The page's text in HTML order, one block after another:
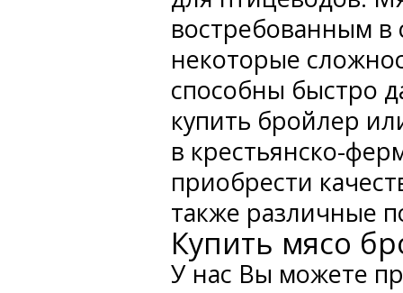
востребованным в
некоторые
способны быстро
купить бройлер
в крестьянско-
приобрести
также различные
Купить мясо
У нас Вы можете